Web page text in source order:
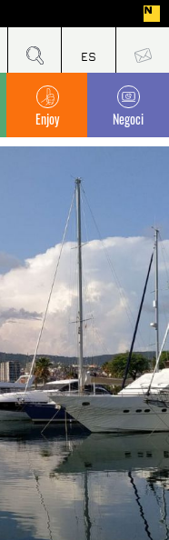
Enjoy Negoci